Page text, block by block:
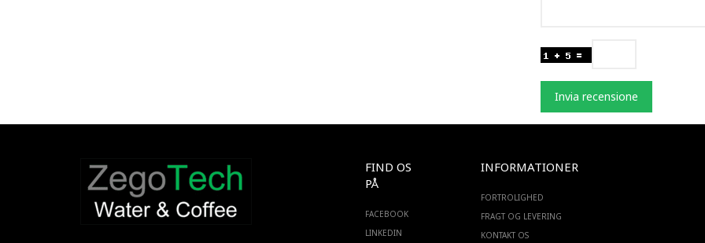
Invia recensione
FIND OS
PÅ
FACEBOOK
LINKEDIN
INFORMATIONER
FORTROLIGHED
FRAGT OG LEVERING
KONTAKT OS